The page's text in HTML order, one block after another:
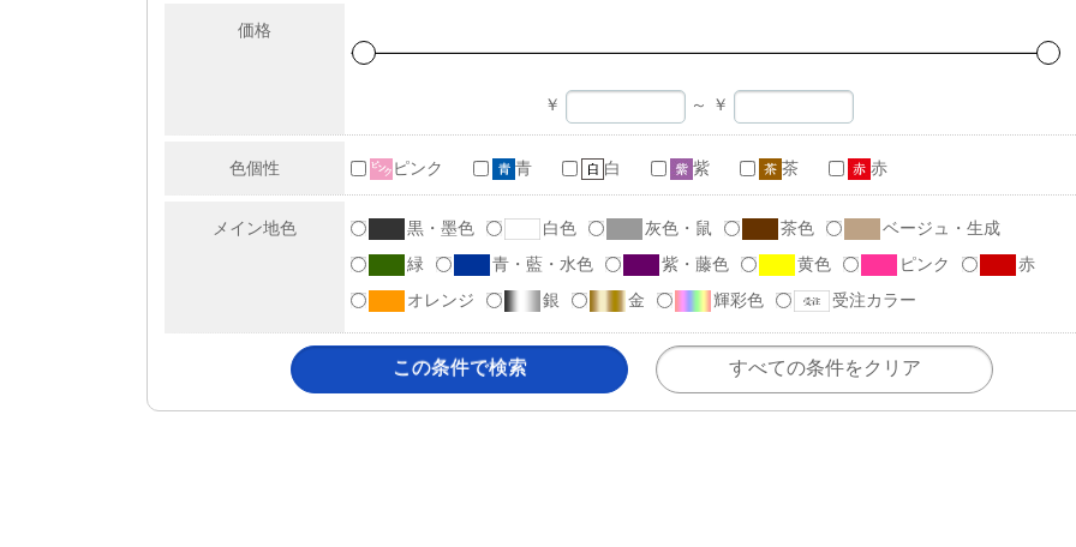
価格
￥ ～ ￥
色個性 ピンク 青 白 紫 茶 赤
メイン地色 黒・墨色 白色 灰色・鼠 茶色
ベージュ・生成
緑
青・藍・水色 紫・藤色 黄色 ピンク
赤
オレンジ
銀 金 輝彩色 受注カラー